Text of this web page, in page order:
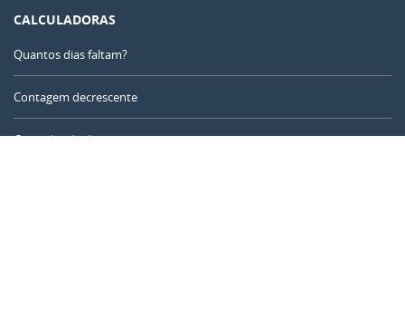
CALCULADORAS
Quantos dias faltam?
Contagem decrescente
Contador de dias